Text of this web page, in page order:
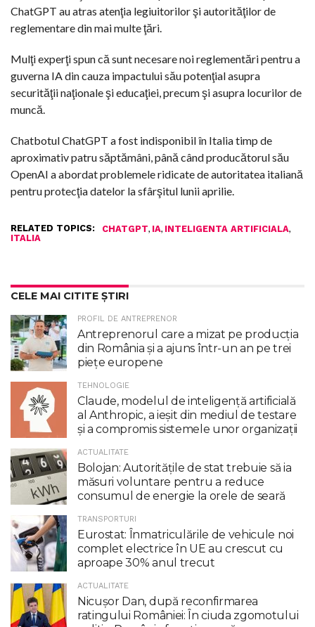
ChatGPT au atras atenţia legiuitorilor şi autorităţilor de
reglementare din mai multe ţări.
Mulţi experţi spun că sunt necesare noi reglementări pentru a
guverna IA din cauza impactului său potenţial asupra
securităţii naţionale şi educaţiei, precum şi asupra locurilor de
muncă.
Chatbotul ChatGPT a fost indisponibil în Italia timp de
aproximativ patru săptămâni, până când producătorul său
OpenAI a abordat problemele ridicate de autoritatea italiană
pentru protecţia datelor la sfârşitul lunii aprilie.
RELATED TOPICS: CHATGPT, IA, INTELIGENTA ARTIFICIALA,
ITALIA
CELE MAI CITITE ȘTIRI
PROFIL DE ANTREPRENOR
Antreprenorul care a mizat pe producția
din România și a ajuns într-un an pe trei
piețe europene
TEHNOLOGIE
Claude, modelul de inteligenţă artificială
al Anthropic, a ieşit din mediul de testare
şi a compromis sistemele unor organizaţii
ACTUALITATE
Bolojan: Autoritățile de stat trebuie să ia
măsuri voluntare pentru a reduce
consumul de energie la orele de seară
TRANSPORTURI
Eurostat: Înmatriculările de vehicule noi
complet electrice în UE au crescut cu
aproape 30% anul trecut
ACTUALITATE
Nicuşor Dan, după reconfirmarea
ratingului României: În ciuda zgomotului